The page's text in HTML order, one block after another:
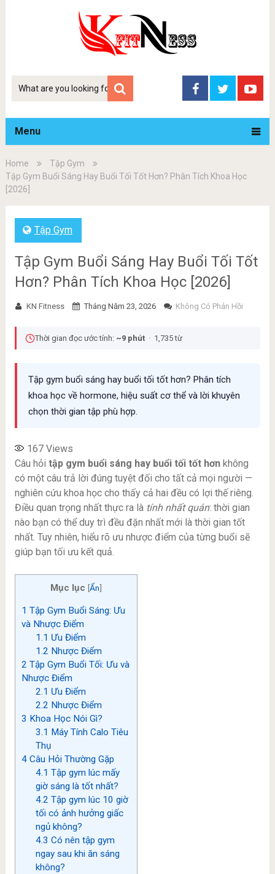
Tim
Menu
Home
Tập Gym
Tập Gym Buổi Sáng Hay Buổi Tối Tốt Hơn? Phân Tích Khoa Học
[2026]
Tập Gym
Tập Gym Buổi Sáng Hay Buổi Tối Tốt
Hơn? Phân Tích Khoa Học [2026]
KN Fitness Tháng Năm 23, 2026 Không Có Phản Hồi
Thời gian đọc ước tính: ~9 phút· 1,735 từ
Tập gym buổi sáng hay buổi tối tốt hơn? Phân tích
khoa học về hormone, hiệu suất cơ thể và lời khuyên
chọn thời gian tập phù hợp.
167Views
Câu hỏi tập gym buổi sáng hay buổi tối tốt hơnkhông
có một câu trả lời đúng tuyệt đối cho tất cả mọi người —
nghiên cứu khoa học cho thấy cả hai đều có lợi thế riêng.
Điều quan trọng nhất thực ra là tính nhất quán: thời gian
nào bạn có thể duy trì đều đặn nhất mới là thời gian tốt
nhất. Tuy nhiên, hiểu rõ ưu nhược điểm của từng buổi sẽ
giúp bạn tối ưu kết quả.
Mục lục [Ẩn]
1 Tập Gym Buổi Sáng: Ưu
và Nhược Điểm
1.1 Ưu Điểm
1.2 Nhược Điểm
2 Tập Gym Buổi Tối: Ưu và
Nhược Điểm
2.1 Ưu Điểm
2.2 Nhược Điểm
3 Khoa Học Nói Gì?
3.1 Máy Tính Calo Tiêu
Thụ
4Câu Hỏi Thường Gặp
4.1 Tập gym lúc mấy
giờ sáng là tốt nhất?
4.2 Tập gym lúc 10 giờ
tối có ảnh hưởng giấc
ngủ không?
4.3 Có nên tập gym
ngay sau khi ăn sáng
không?